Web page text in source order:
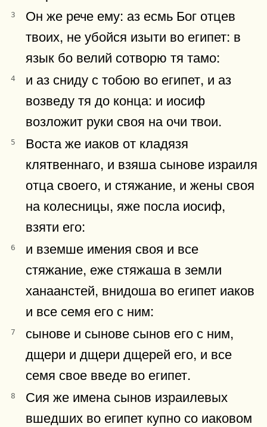
3
Он же рече ему: аз есмь Бог отцев
твоих, не убойся изыти во египет: в
язык бо велий сотворю тя тамо:
4
и аз сниду с тобою во египет, и аз
возведу тя до конца: и иосиф
возложит руки своя на очи твои.
5
Воста же иаков от кладязя
клятвеннаго, и взяша сынове израиля
отца своего, и стяжание, и жены своя
на колесницы, яже посла иосиф,
взяти его:
6
и вземше имения своя и все
стяжание, еже стяжаша в земли
ханаанстей, внидоша во египет иаков
и все семя его с ним:
7
сынове и сынове сынов его с ним,
дщери и дщери дщерей его, и все
семя свое введе во египет.
8
Сия же имена сынов израилевых
вшедших во египет купно со иаковом